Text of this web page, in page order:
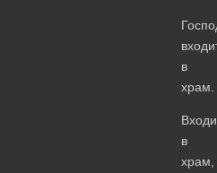
в
храм.
в
храм,